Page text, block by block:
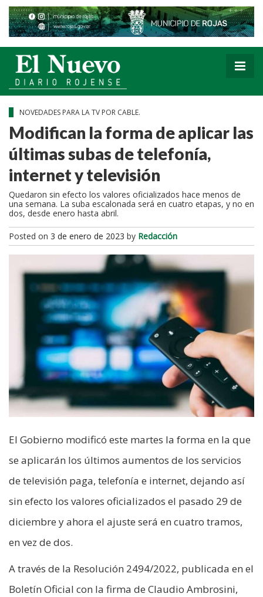
NOVEDADES PARA LA TV POR CABLE.
Modifican la forma de aplicar las
últimas subas de telefonía,
internet y televisión
Quedaron sin efecto los valores oficializados hace menos de
una semana. La suba escalonada será en cuatro etapas, y no en
dos, desde enero hasta abril.
Posted on 3 de enero de 2023 by Redacción
El Gobierno modificó este martes la forma en la que
se aplicarán los últimos aumentos de los servicios
de televisión paga, telefonía e internet, dejando así
sin efecto los valores oficializados el pasado 29 de
diciembre y ahora el ajuste será en cuatro tramos,
en vez de dos.
A través de la Resolución 2494/2022, publicada en el
Boletín Oficial con la firma de Claudio Ambrosini,